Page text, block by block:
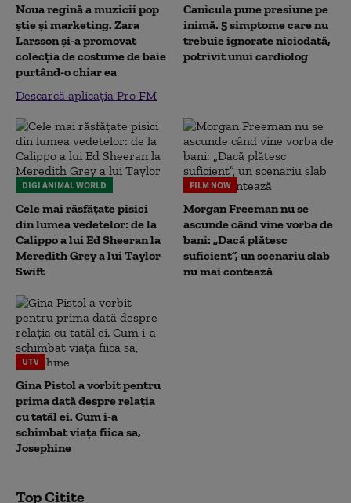
Noua regină a muzicii pop
știe și marketing. Zara
Larsson și-a promovat
colecția de costume de baie
purtând-o chiar ea
Descarcă aplicația Pro FM
Canicula pune presiune pe
inimă. 5 simptome care nu
trebuie ignorate niciodată,
potrivit unui cardiolog
DIGI ANIMAL WORLD
Cele mai răsfățate pisici
din lumea vedetelor: de la
Calippo a lui Ed Sheeran la
Meredith Grey a lui Taylor
Swift
FILM NOW
Morgan Freeman nu se
ascunde când vine vorba de
bani: „Dacă plătesc
suficient”, un scenariu slab
nu mai contează
UTV
Gina Pistol a vorbit pentru
prima dată despre relația
cu tatăl ei. Cum i-a
schimbat viața fiica sa,
Josephine
Top Citite